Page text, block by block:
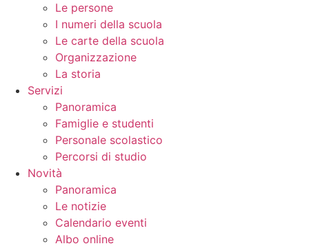
Le persone
I numeri della scuola
Le carte della scuola
Organizzazione
La storia
Servizi
Panoramica
Famiglie e studenti
Personale scolastico
Percorsi di studio
Novità
Panoramica
Le notizie
Calendario eventi
Albo online